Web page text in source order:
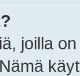
joilla